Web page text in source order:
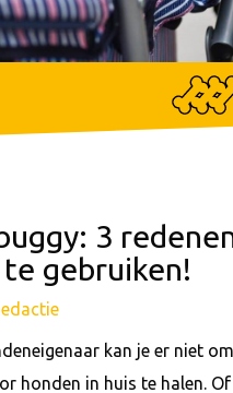
3
gebruiken!
kan je er niet
honden in huis te halen.